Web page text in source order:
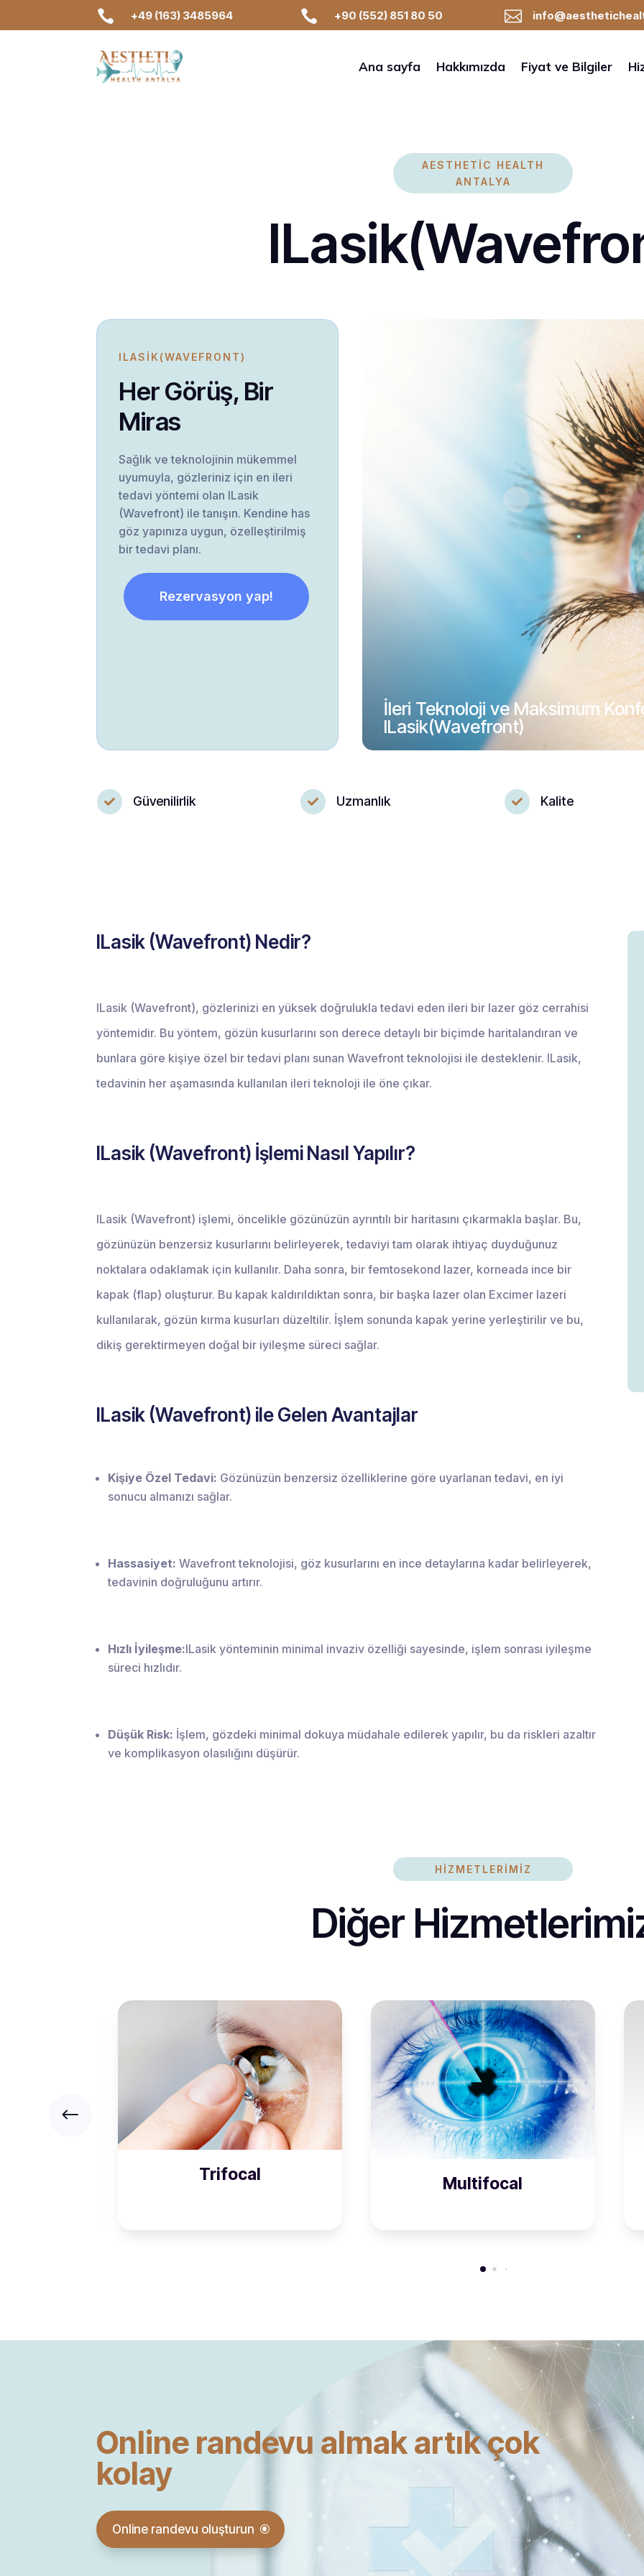
 +49 (163) 3485964  +90 (552) 851 80 50 
Ana sayfa Hakkımızda Fiyat ve Bilgiler
AESTHETIC HEALTH
ANTALYA
ILASIK(WAVEFRONT)
Her Görüş, Bir
Miras
Sağlık ve teknolojinin mükemmel
uyumuyla, gözleriniz için en ileri
tedavi yöntemi olan ILasik
(Wavefront) ile tanışın. Kendine has
göz yapınıza uygun, özelleştirilmiş
bir tedavi planı.
Rezervasyon yap!
İleri Teknoloji ve Maksimum
ILasik(Wavefront)
 Güvenilirlik  Uzmanlık  Kalite
ILasik (Wavefront) Nedir?
ILasik (Wavefront), gözlerinizi en yüksek doğrulukla tedavi eden ileri bir lazer göz cerrahisi
yöntemidir. Bu yöntem, gözün kusurlarını son derece detaylı bir biçimde haritalandıran ve
bunlara göre kişiye özel bir tedavi planı sunan Wavefront teknolojisi ile desteklenir. ILasik,
tedavinin her aşamasında kullanılan ileri teknoloji ile öne çıkar.
ILasik (Wavefront) İşlemi Nasıl Yapılır?
ILasik (Wavefront) işlemi, öncelikle gözünüzün ayrıntılı bir haritasını çıkarmakla başlar. Bu,
gözünüzün benzersiz kusurlarını belirleyerek, tedaviyi tam olarak ihtiyaç duyduğunuz
noktalara odaklamak için kullanılır. Daha sonra, bir femtosekond lazer, korneada ince bir
kapak (flap) oluşturur. Bu kapak kaldırıldıktan sonra, bir başka lazer olan Excimer lazeri
kullanılarak, gözün kırma kusurları düzeltilir. İşlem sonunda kapak yerine yerleştirilir ve bu,
dikiş gerektirmeyen doğal bir iyileşme süreci sağlar.
ILasik (Wavefront) ile Gelen Avantajlar
Kişiye Özel Tedavi: Gözünüzün benzersiz özelliklerine göre uyarlanan tedavi, en iyi
sonucu almanızı sağlar.
Hassasiyet: Wavefront teknolojisi, göz kusurlarını en ince detaylarına kadar belirleyerek,
tedavinin doğruluğunu artırır.
Hızlı İyileşme:ILasik yönteminin minimal invaziv özelliği sayesinde, işlem sonrası iyileşme
süreci hızlıdır.
Düşük Risk: İşlem, gözdeki minimal dokuya müdahale edilerek yapılır, bu da riskleri azaltır
ve komplikasyon olasılığını düşürür.
HİZMETLERİMİZ
Diğer
Trifocal Multifocal
Online randevu almak artık çok
kolay
Online randevu oluşturun